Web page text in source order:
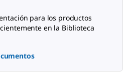
para los productos
en la Biblioteca